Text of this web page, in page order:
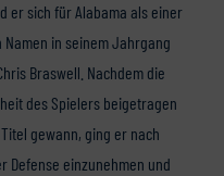
er sich für Alabama als einer
in seinem Jahrgang
Braswell. Nachdem die
des Spielers beigetragen
gewann, ging er nach
Defense einzunehmen und